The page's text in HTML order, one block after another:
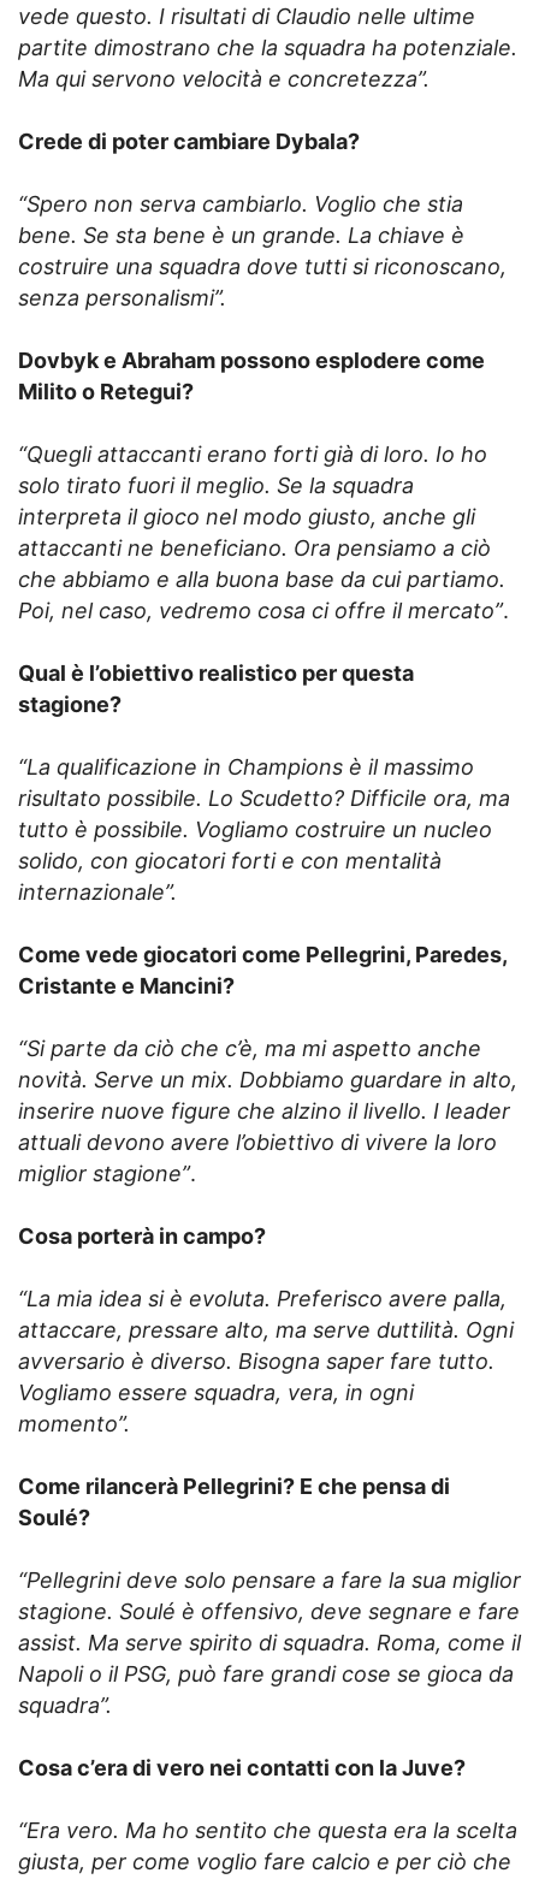
vede questo. I risultati di Claudio nelle ultime
partite dimostrano che la squadra ha potenziale.
Ma qui servono velocità e concretezza”.
Crede di poter cambiare Dybala?
“Spero non serva cambiarlo. Voglio che stia
bene. Se sta bene è un grande. La chiave è
costruire una squadra dove tutti si riconoscano,
senza personalismi”.
Dovbyk e Abraham possono esplodere come
Milito o Retegui?
“Quegli attaccanti erano forti già di loro. Io ho
solo tirato fuori il meglio. Se la squadra
interpreta il gioco nel modo giusto, anche gli
attaccanti ne beneficiano. Ora pensiamo a ciò
che abbiamo e alla buona base da cui partiamo.
Poi, nel caso, vedremo cosa ci offre il mercato”.
Qual è l’obiettivo realistico per questa
stagione?
“La qualificazione in Champions è il massimo
risultato possibile. Lo Scudetto? Difficile ora, ma
tutto è possibile. Vogliamo costruire un nucleo
solido, con giocatori forti e con mentalità
internazionale”.
Come vede giocatori come Pellegrini, Paredes,
Cristante e Mancini?
“Si parte da ciò che c’è, ma mi aspetto anche
novità. Serve un mix. Dobbiamo guardare in alto,
inserire nuove figure che alzino il livello. I leader
attuali devono avere l’obiettivo di vivere la loro
miglior stagione”.
Cosa porterà in campo?
“La mia idea si è evoluta. Preferisco avere palla,
attaccare, pressare alto, ma serve duttilità. Ogni
avversario è diverso. Bisogna saper fare tutto.
Vogliamo essere squadra, vera, in ogni
momento”.
Come rilancerà Pellegrini? E che pensa di
Soulé?
“Pellegrini deve solo pensare a fare la sua miglior
stagione. Soulé è offensivo, deve segnare e fare
assist. Ma serve spirito di squadra. Roma, come il
Napoli o il PSG, può fare grandi cose se gioca da
squadra”.
Cosa c’era di vero nei contatti con la Juve?
“Era vero. Ma ho sentito che questa era la scelta
giusta, per come voglio fare calcio e per ciò che